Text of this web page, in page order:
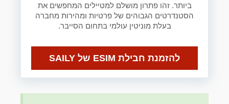
ביותר. זהו פתרון מושלם למטיילים המחפשים את
הסטנדרטים הגבוהים של פרטיות ומהירות מחברה
בעלת מוניטין עולמי בתחום הסייבר.
להזמנת חבילת ESIM של SAILY